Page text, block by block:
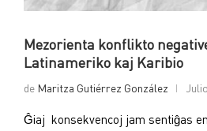
Mezorienta konflikto
Latinameriko kaj Karibio
de Maritza Gutiérrez González
Ĝiaj konsekvencoj jam sentiĝas